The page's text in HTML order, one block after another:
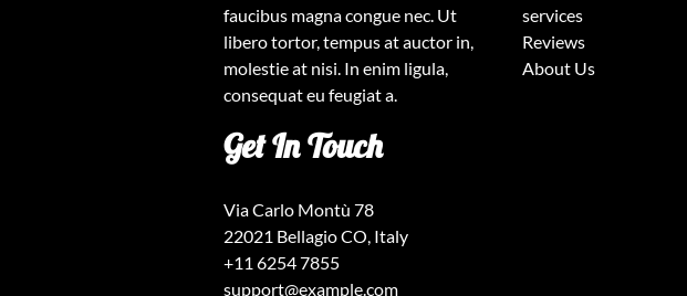
faucibus magna congue nec. Ut
libero tortor, tempus at auctor in,
molestie at nisi. In enim ligula,
consequat eu feugiat a.
services
Reviews
About Us
Get In Touch
Via Carlo Montù 78
22021 Bellagio CO, Italy
+11 6254 7855
support@example.com